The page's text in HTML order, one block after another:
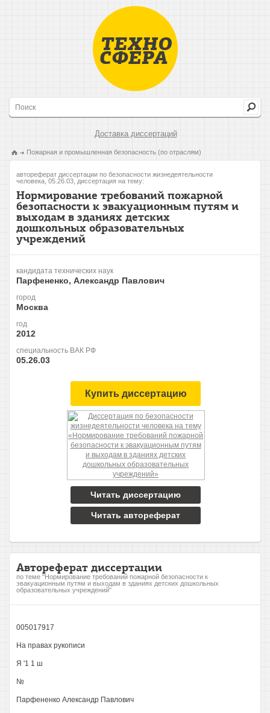
Доставка диссертаций
Пожарная и промышленная безопасность (по отраслям)
автореферат диссертации по безопасности жизнедеятельности
человека, 05.26.03, диссертация на тему:
Нормирование требований пожарной
безопасности к эвакуационным путям и
выходам в зданиях детских
дошкольных образовательных
учреждений
кандидата технических наук
Парфененко, Александр Павлович
город
Москва
год
2012
специальность ВАК РФ
05.26.03
Купить диссертацию
Читать диссертацию
Читать автореферат
Автореферат диссертации
по теме "Нормирование требований пожарной безопасности к
эвакуационным путям и выходам в зданиях детских дошкольных
образовательных учреждений"
005017917
На правах рукописи
Я '1 1 ш
№
Парфененко Александр Павлович